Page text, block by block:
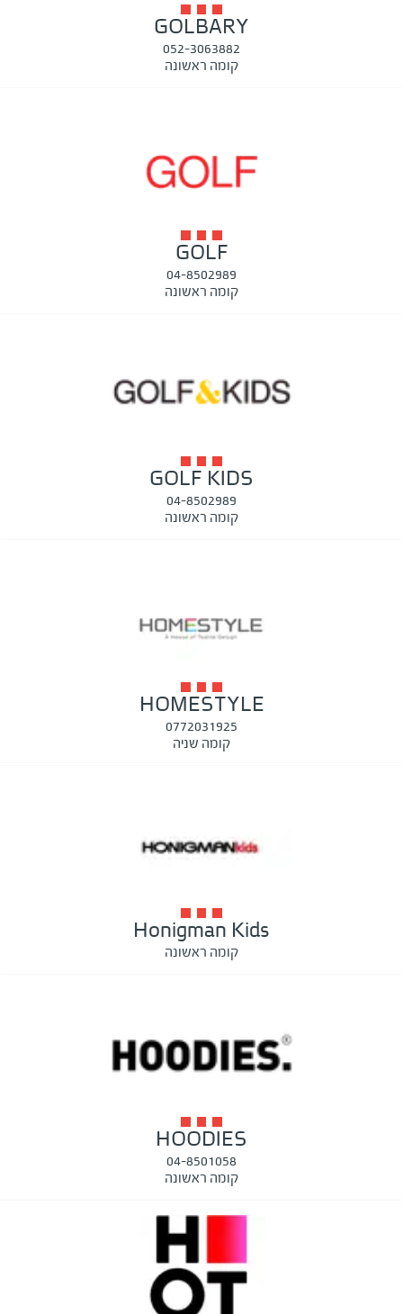
GOLBARY
052-3063882
קומה ראשונה
GOLF
04-8502989
קומה ראשונה
GOLF KIDS
04-8502989
קומה ראשונה
HOMESTYLE
0772031925
קומה שניה
Honigman Kids
קומה ראשונה
HOODIES
04-8501058
קומה ראשונה